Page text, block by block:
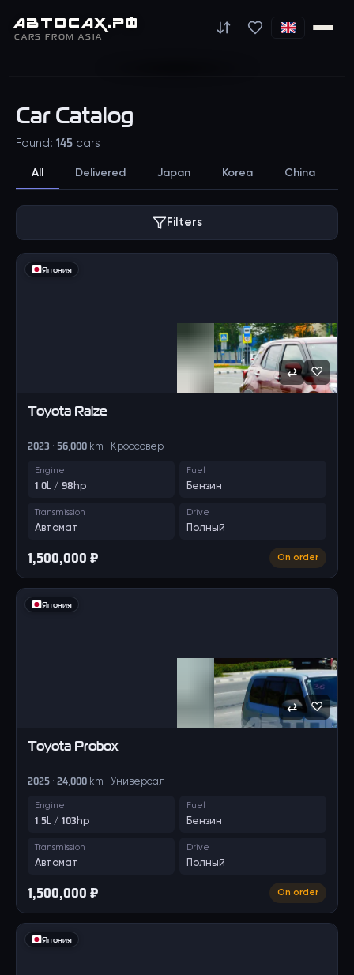
АВТОСАХ.РФ
CARS FROM ASIA TOYOTA VITZ
Car Catalog
Found: 145 cars
All Delivered Japan Korea China
Filters
Япония
⇄ ♡
Toyota Raize
2023 · 56,000 km · Кроссовер
Engine
1.0L / 98hp
Fuel
Бензин
Transmission
Автомат
Drive
Полный
1,500,000 ₽ On order
Япония
⇄ ♡
Toyota Probox
2025 · 24,000 km · Универсал
Engine
1.5L / 103hp
Fuel
Бензин
Transmission
Автомат
Drive
Полный
1,500,000 ₽ On order
Япония